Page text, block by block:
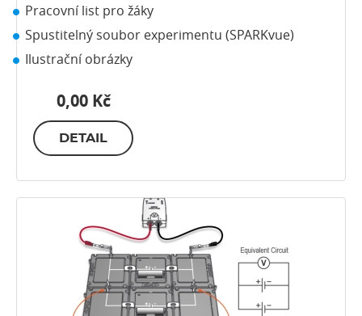
Pracovní list pro žáky
Spustitelný soubor experimentu (SPARKvue)
Ilustrační obrázky
0,00 Kč
DETAIL